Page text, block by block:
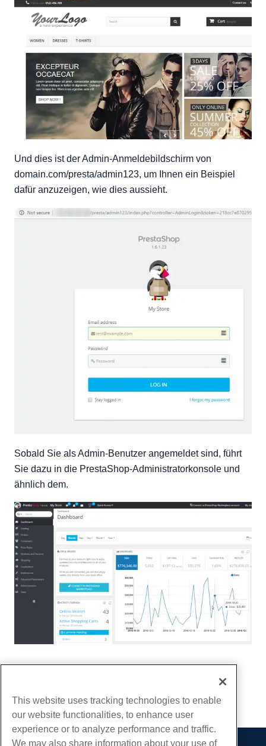
Und dies ist der Admin-Anmeldebildschirm von
domain.com/presta/admin123, um Ihnen ein Beispiel
dafür anzuzeigen, wie dies aussieht.
Sobald Sie als Admin-Benutzer angemeldet sind, führt
Sie dazu in die PrestaShop-Administratorkonsole und
ähnlich dem.
Kopieren URL
This website uses tracking technologies to enable
our website functionalities, to enhance user
experience or to analyze performance and traffic.
We may also share information about your use of